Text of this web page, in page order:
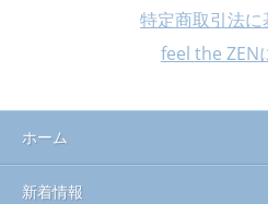
特定商取引法
feel the ZEN
ホーム
新着情報